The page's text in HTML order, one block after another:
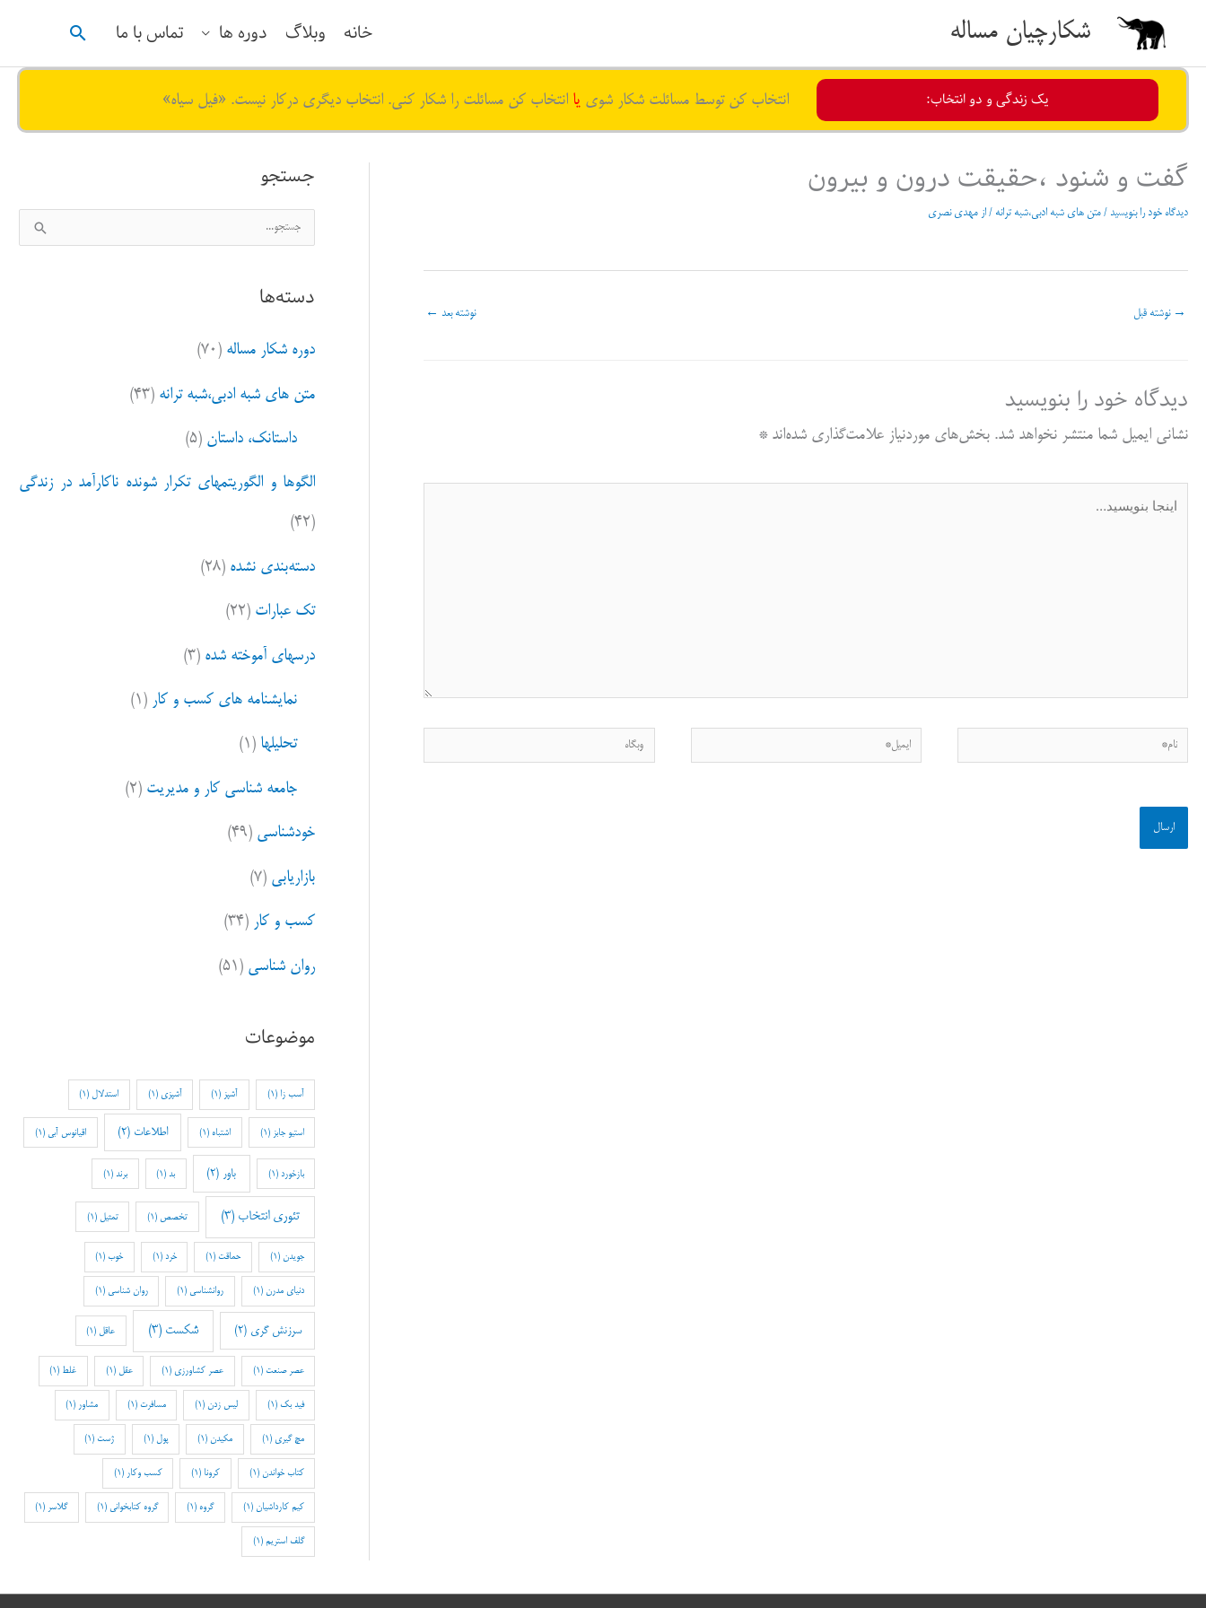
شکارچیان مساله خانه وبلاگ دوره ها تماس با ما جستجو
یک زندگی و دو انتخاب: انتخاب کن توسط مسائلت شکار شوی یا انتخاب کن مسائلت را شکار کنی. انتخاب دیگری درکار نیست. «فیل سیاه»
گفت و شنود ،حقیقت درون و بیرون
دیدگاه‌ خود را بنویسید / متن های شبه ادبی،شبه ترانه / از مهدی نصری
→ نوشته قبل نوشته بعد ←
دیدگاه‌ خود را بنویسید
نشانی ایمیل شما منتشر نخواهد شد. بخش‌های موردنیاز علامت‌گذاری شده‌اند*
نام* ایمیل* وبگاه
جستجو
س
ج
ب
دسته‌ها
دوره شکار مساله (۷۰)
متن های شبه ادبی،شبه ترانه (۴۳)
داستانک، داستان (۵)
الگوها و الگوریتمهای تکرار شونده ناکارآمد در زندگی
(۴۲)
دسته‌بندی نشده (۲۸)
تک عبارات (۲۲)
درسهای آموخته شده (۳)
نمایشنامه های کسب و کار (۱)
تحلیلها (۱)
جامعه شناسی کار و مدیریت (۲)
خودشناسی (۴۹)
بازاریابی (۷)
کسب و کار (۳۴)
روان شناسی (۵۱)
موضوعات
آسب زا (1) آشپز (1) آشپزی (1) استدلال (1)
استیو جابز (1) اشتباه (1) اطلاعات (2) اقیانوس آبی (1)
بازخورد (1) باور (2) بد(1) برند (1)
تئوری انتخاب (3) تخصص (1) تمثیل (1)
جویدن (1) حماقت(1) خرد (1) خوب(1)
دنیای مدرن (1) روانشناسی (1) روان شناسی (1)
سرزنش گری (2) شکست (3) عاقل (1)
عصر صنعت (1) عصر کشاورزی(1) عقل (1) غلط (1)
فید بک (1) لیس زدن (1) مسافرت (1) مشاور (1)
مچ گیری (1) مکیدن (1) پول (1) ژست(1)
کتاب خواندن (1) کرونا (1) کسب وکار (1)
کیم کارداشیان (1) گروه (1) گروه کتابخوانی (1) گلاسر (1)
گلف استریم (1)